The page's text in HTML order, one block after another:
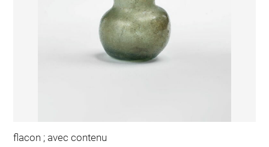
flacon ; avec contenu